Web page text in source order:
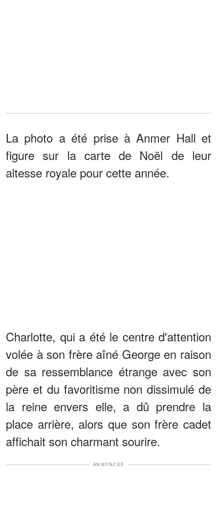
La photo a été prise à Anmer Hall et
figure sur la carte de Noël de leur
altesse royale pour cette année.
Charlotte, qui a été le centre d'attention
volée à son frère aîné George en raison
de sa ressemblance étrange avec son
père et du favoritisme non dissimulé de
la reine envers elle, a dû prendre la
place arrière, alors que son frère cadet
affichait son charmant sourire.
ANNONCES